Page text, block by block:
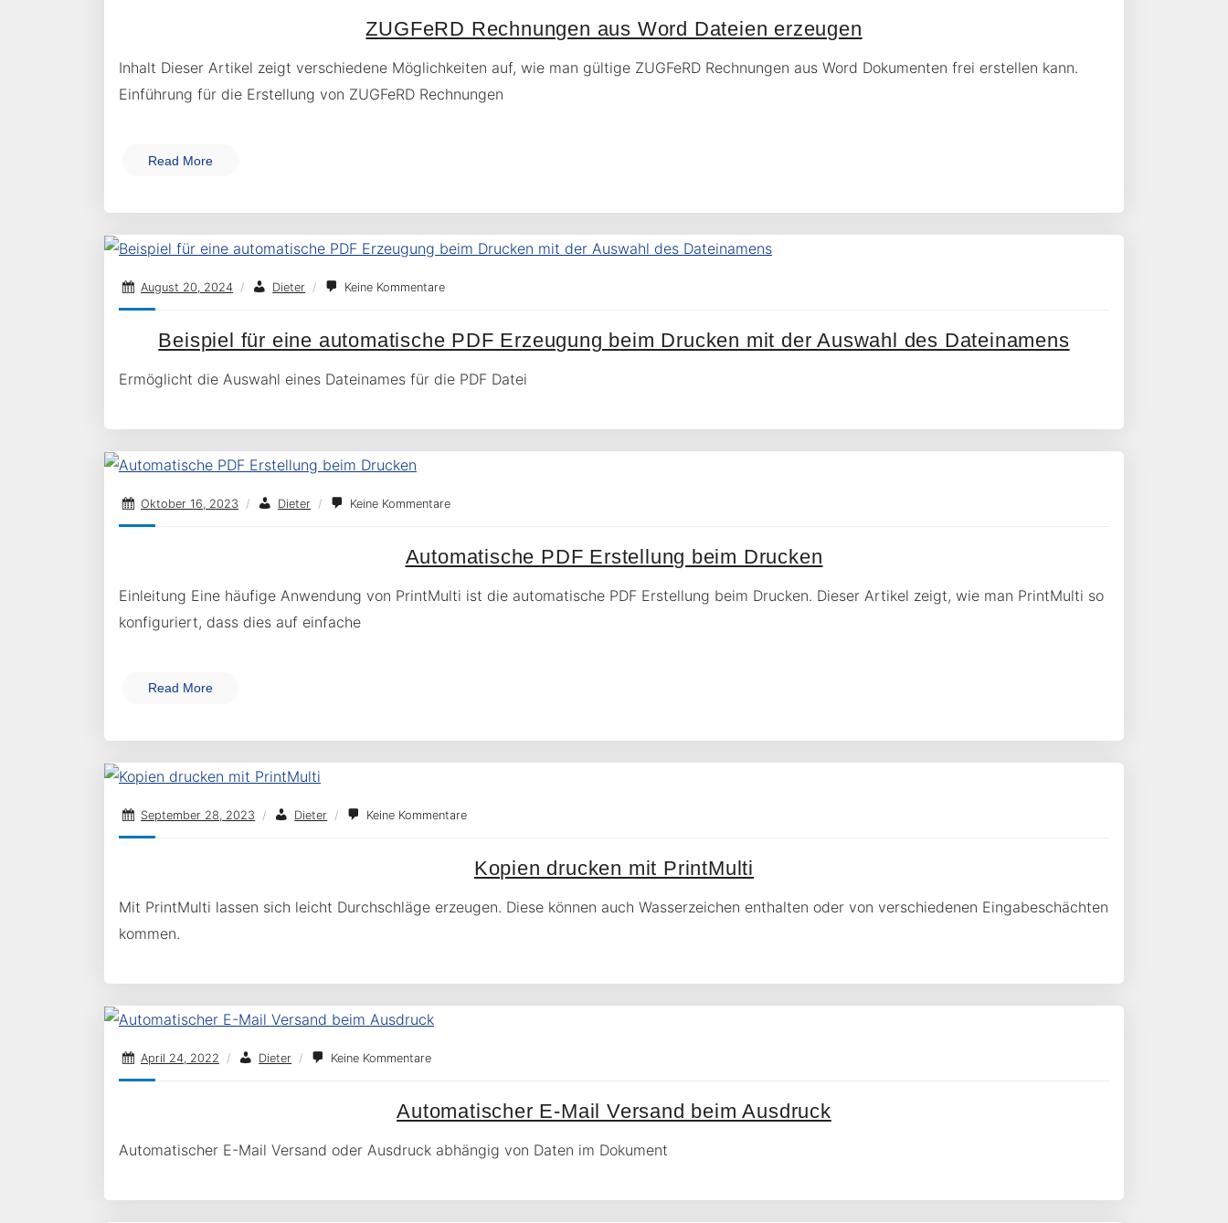
ZUGFeRD Rechnungen aus Word Dateien erzeugen
Inhalt Dieser Artikel zeigt verschiedene Möglichkeiten auf, wie man gültige ZUGFeRD Rechnungen aus Word Dokumenten frei erstellen kann.
Einführung für die Erstellung von ZUGFeRD Rechnungen
Read More
August 20, 2024 / Dieter / Keine Kommentare
Beispiel für eine automatische PDF Erzeugung beim Drucken mit der Auswahl des Dateinamens
Ermöglicht die Auswahl eines Dateinames für die PDF Datei
Oktober 16, 2023 / Dieter / Keine Kommentare
Automatische PDF Erstellung beim Drucken
Einleitung Eine häufige Anwendung von PrintMulti ist die automatische PDF Erstellung beim Drucken. Dieser Artikel zeigt, wie man PrintMulti so
konfiguriert, dass dies auf einfache
Read More
September 28, 2023 / Dieter / Keine Kommentare
Kopien drucken mit PrintMulti
Mit PrintMulti lassen sich leicht Durchschläge erzeugen. Diese können auch Wasserzeichen enthalten oder von verschiedenen Eingabeschächten
kommen.
April 24, 2022 / Dieter / Keine Kommentare
Automatischer E-Mail Versand beim Ausdruck
Automatischer E-Mail Versand oder Ausdruck abhängig von Daten im Dokument